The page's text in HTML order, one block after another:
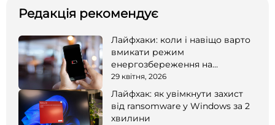
Редакція рекомендує
Лайфхаки: коли і навіщо варто
вмикати режим
енергозбереження на
смартфоні
29 квітня, 2026
Лайфхак: як увімкнути захист
від ransomware у Windows за 2
хвилини